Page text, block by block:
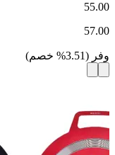
55.00
57.00
وفر (
3.51
% خصم)